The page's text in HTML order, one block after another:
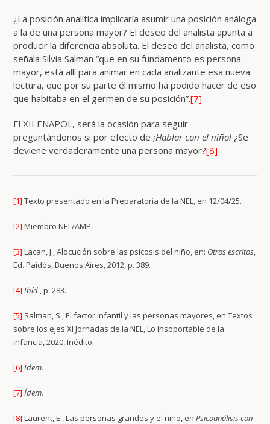
¿La posición analítica implicaría asumir una posición análoga
a la de una persona mayor? El deseo del analista apunta a
producir la diferencia absoluta. El deseo del analista, como
señala Silvia Salman “que en su fundamento es persona
mayor, está allí para animar en cada analizante esa nueva
lectura, que por su parte él mismo ha podido hacer de eso
que habitaba en el germen de su posición”.[7]
El XII ENAPOL, será la ocasión para seguir
preguntándonos si por efecto de ¡Hablar con el niño! ¿Se
deviene verdaderamente una persona mayor?[8]
[1] Texto presentado en la Preparatoria de la NEL, en 12/04/25.
[2] Miembro NEL/AMP
[3] Lacan, J., Alocución sobre las psicosis del niño, en: Otros escritos
Ed. Paidós, Buenos Aires, 2012, p. 389.
[4] Ibíd., p. 283.
[5] Salman, S., El factor infantil y las personas mayores, en Textos
sobre los ejes XI Jornadas de la NEL, Lo insoportable de la
infancia, 2020, Inédito.
[6] Ídem.
[7] Ídem.
[8] Laurent, E., Las personas grandes y el niño, enPsicoanálisis con